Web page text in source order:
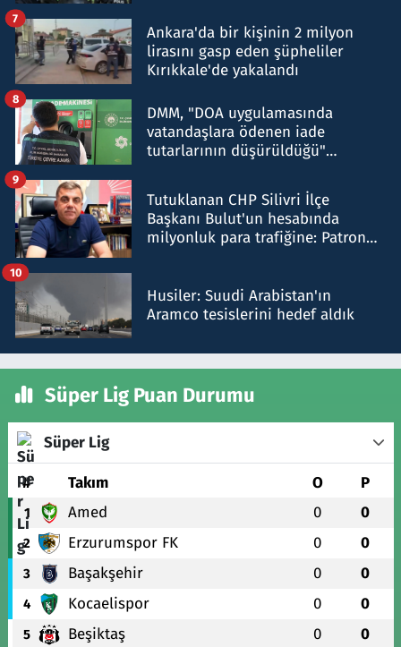
Ankara'da bir kişinin 2 milyon
lirasını gasp eden şüpheliler
Kırıkkale'de yakalandı
7
DMM, "DOA uygulamasında
vatandaşlara ödenen iade
tutarlarının düşürüldüğü"
8
Tutuklanan CHP Silivri İlçe
Başkanı Bulut'un hesabında
milyonluk para trafiğine: Patron
9
Husiler: Suudi Arabistan'ın
Aramco tesislerini hedef aldık
10
Süper Lig Puan Durumu
Süper Lig
# Takım O P
1 Amed 0 0
2 Erzurumspor FK 0 0
3 Başakşehir 0 0
4 Kocaelispor 0 0
5 Beşiktaş 0 0